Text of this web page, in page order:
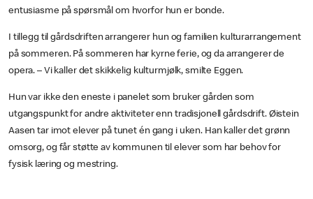
entusiasme på spørsmål om hvorfor hun er bonde.
I tillegg til gårdsdriften arrangerer hun og familien kulturarrangement
på sommeren. På sommeren har kyrne ferie, og da arrangerer de
opera. – Vi kaller det skikkelig kulturmjølk, smilte Eggen.
Hun var ikke den eneste i panelet som bruker gården som
utgangspunkt for andre aktiviteter enn tradisjonell gårdsdrift. Øistein
Aasen tar imot elever på tunet én gang i uken. Han kaller det grønn
omsorg, og får støtte av kommunen til elever som har behov for
fysisk læring og mestring.